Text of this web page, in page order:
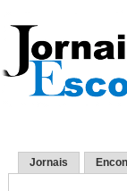
Jornais